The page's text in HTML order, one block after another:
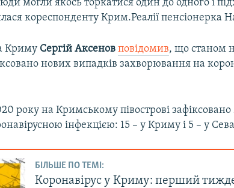
могли якось торкатися один до одного і
кореспонденту Крим.Реалії пенсіонерка
Криму Сергій Аксеновповідомив, що станом
нових випадків захворювання на
року на Кримському півострові зафіксовано
інфекцією: 15 – у Криму і 5 – у
БІЛЬШЕ ПО ТЕМІ:
Коронавірус у Криму: перший